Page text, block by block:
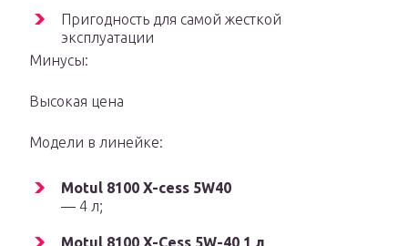
Пригодность для самой жесткой
эксплуатации
Минусы:
Высокая цена
Модели в линейке:
Motul 8100 X-cess 5W40
— 4 л;
Motul 8100 X-Cess 5W-40 1 л